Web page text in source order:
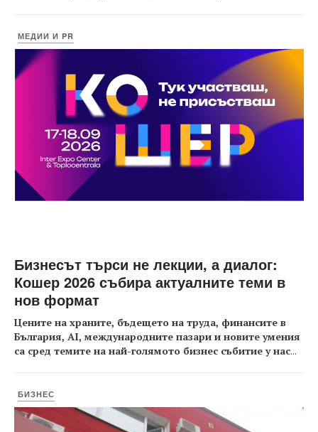
МЕДИИ И PR
Бизнесът търси не лекции, а диалог:
Кошер 2026 събира актуалните теми в
нов формат
Цените на храните, бъдещето на труда, финансите в
България, AI, международните пазари и новите умения
са сред темите на най-голямото бизнес събитие у нас...
БИЗНЕС